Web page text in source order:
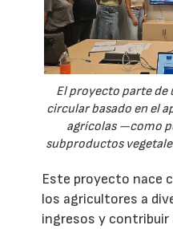
El proyecto parte de
circular basado en el
agrícolas —como
subproductos
Este proyecto nace
los agricultores a
ingresos y contribuir